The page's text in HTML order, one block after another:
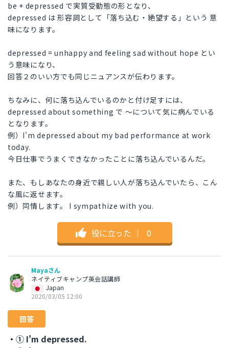
be + depressed で実質受動態の形となり、
depressed は 形容詞として「落ち込む・絶望する」という 意
味になります。
depressed = unhappy and feeling sad without hope とい
う意味になり、
回答２のいい方でも同じニュアンスが伝わります。
ちなみに、何に落ち込んでいるのかと付け足すには、
depressed about something で ～について気に病んでいる
となります。
例）I'm depressed about my bad performance at work
today.
今日仕事でうまくできなかったことに落ち込んでいるんだ。
また、もしあなたの身近で親しい人が落ち込んでいたら、こん
な風に返せます。
例）同情します。 I sympathize with you.
役に立った ｜ 0
Mayaさん
ネイティブキャンプ英会話講師
Japan
2020/03/05 12:00
回答
・① I'm depressed.